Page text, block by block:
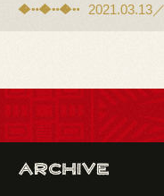
2021.03.13